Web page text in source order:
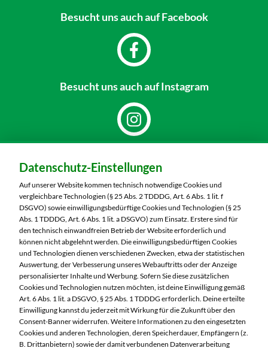
Besucht unsauch auf Facebook
Besucht unsauch auf Instagram
MARKTKAUF Markkleeberg
Städtelner Straße 54
04416 Markkleeberg
Telefon:0341 35390
Markt ändern
Öffnungszeiten diese Woche:
Mo:
07:00 – 20:00 Uhr
Di:
07:00 – 20:00 Uhr
Mi:
07:00 – 20:00 Uhr
Do:
07:00 – 21:00 Uhr
Datenschutz-Einstellungen
Auf unserer Website kommen technisch notwendige Cookies und
vergleichbare Technologien (§ 25 Abs. 2 TDDDG, Art. 6 Abs. 1 lit. f
DSGVO) sowie einwilligungsbedürftige Cookies und Technologien (§ 25
Abs. 1 TDDDG, Art. 6 Abs. 1 lit. a DSGVO) zum Einsatz. Erstere sind für
den technisch einwandfreien Betrieb der Website erforderlich und
können nicht abgelehnt werden. Die einwilligungsbedürftigen Cookies
und Technologien dienen verschiedenen Zwecken, etwa der statistischen
Auswertung, der Verbesserung unseres Webauftritts oder der Anzeige
personalisierter Inhalte und Werbung. Sofern Sie diese zusätzlichen
Cookies und Technologien nutzen möchten, ist deine Einwilligung gemäß
Art. 6 Abs. 1 lit. a DSGVO, § 25 Abs. 1 TDDDG erforderlich. Deine erteilte
Einwilligung kannst du jederzeit mit Wirkung für die Zukunft über den
Consent-Banner widerrufen. Weitere Informationen zu den eingesetzten
Cookies und anderen Technologien, deren Speicherdauer, Empfängern (z.
B. Drittanbietern) sowie der damit verbundenen Datenverarbeitung